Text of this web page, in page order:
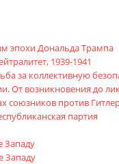
эпохи Дональда Трампа
1939-1941
за коллективную
От возникновения до
союзников против
партия
Западу
Западу